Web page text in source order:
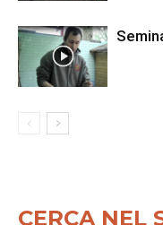
CERCA NEL